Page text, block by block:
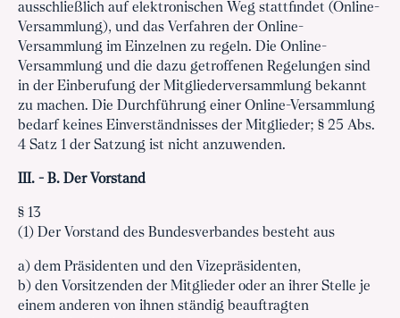
ausschließlich auf elektronischen Weg stattfindet (Online-
Versammlung), und das Verfahren der Online-
Versammlung im Einzelnen zu regeln. Die Online-
Versammlung und die dazu getroffenen Regelungen sind
in der Einberufung der Mitgliederversammlung bekannt
zu machen. Die Durchführung einer Online-Versammlung
bedarf keines Einverständnisses der Mitglieder; § 25 Abs.
4 Satz 1 der Satzung ist nicht anzuwenden.
III. - B. Der Vorstand
§ 13
(1) Der Vorstand des Bundesverbandes besteht aus
a) dem Präsidenten und den Vizepräsidenten,
b) den Vorsitzenden der Mitglieder oder an ihrer Stelle je
einem anderen von ihnen ständig beauftragten